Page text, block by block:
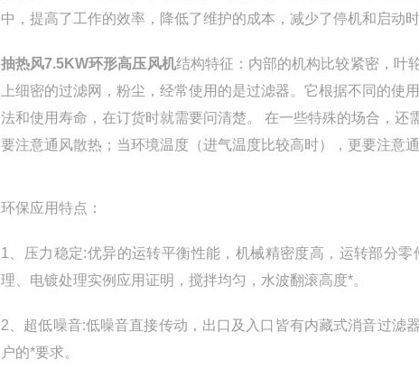
中，提高了工作的效率，降低了维护的成本，减少了停机和启动
抽热风7.5KW环形高压风机结构特征：内部的机构比较紧密，叶
上细密的过滤网，粉尘，经常使用的是过滤器。它根据不同的
法和使用寿命，在订货时就需要问清楚。 在一些特殊的场合，
要注意通风散热；当环境温度（进气温度比较高时），更要注意
环保应用特点：
1、压力稳定:优异的运转平衡性能，机械精密度高，运转部分
理、电镀处理实例应用证明，搅拌均匀，水波翻滚高度*。
2、超低噪音:低噪音直接传动，出口及入口皆有内藏式消音过滤
户的*要求。